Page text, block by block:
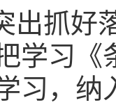
出抓好
学习《
习，纳